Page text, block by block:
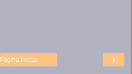
›
Página inicial